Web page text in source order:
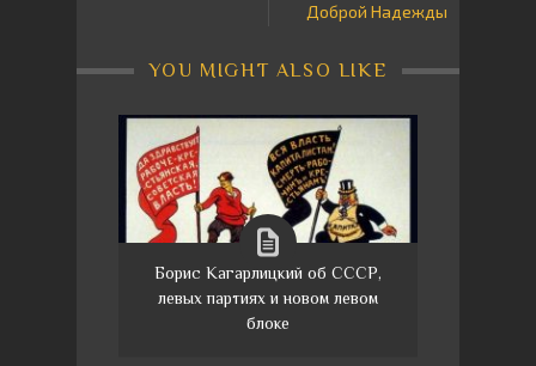
Доброй Надежды
YOU MIGHT ALSO LIKE
Борис Кагарлицкий об СССР,
левых партиях и новом левом
блоке